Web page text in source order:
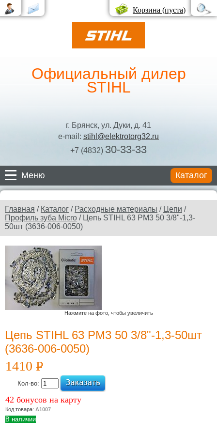
Корзина (пуста)
Официальный дилер
STIHL
г. Брянск, ул. Дуки, д. 41
e-mail: stihl@elektrotorg32.ru
+7 (4832) 30-33-33
Меню Каталог
Каталог
Официальный сайт
Юридическое
наименование
дилера: ООО
"Электроторг" ИНН/
3257013977/325701001
Новости и
12 Июля 2022
Какой триммер
Главная / Каталог / Расходные материалы / Цепи /
Профиль зуба Micro / Цепь STIHL 63 PM3 50 3/8"-1,3-
50шт (3636-006-0050)
Нажмите на фото, чтобы увеличить
Цепь STIHL 63 PM3 50 3/8"-1,3-50шт
(3636-006-0050)
1410 PУБ.
Кол-во:
42 бонусов на карту
Код товара: А1007
В наличии